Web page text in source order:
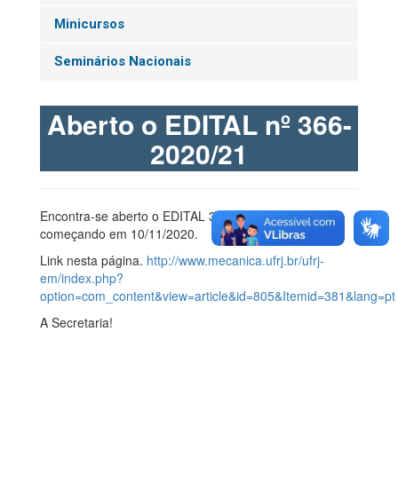
Minicursos
Seminários Nacionais
Aberto o EDITAL nº 366-
2020/21
Encontra-se aberto o EDITAL 366/2020 com inscrição
começando em 10/11/2020.
Link nesta página. http://www.mecanica.ufrj.br/ufrj-
em/index.php?
option=com_content&view=article&id=805&Itemid=381&lang=pt
A Secretaria!